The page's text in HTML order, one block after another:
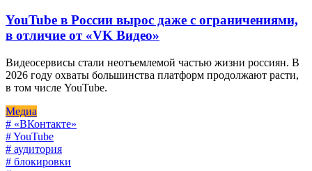
YouTube в России вырос даже с ограничениями,
в отличие от «VK Видео»
Видеосервисы стали неотъемлемой частью жизни россиян. В
2026 году охваты большинства платформ продолжают расти,
в том числе YouTube.
Медиа
# «ВКонтакте»
# YouTube
# аудитория
# блокировки